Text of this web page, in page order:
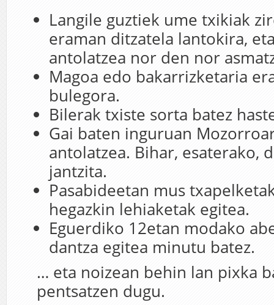
Langile guztiek ume txikiak
eraman ditzatela lantokira,
antolatzea nor den nor
Magoa edo bakarrizketaria
bulegora.
Bilerak txiste sorta batez
Gai baten inguruan
antolatzea. Bihar, esaterako,
jantzita.
Pasabideetan mus
hegazkin lehiaketak egitea.
Eguerdiko 12etan modako
dantza egitea minutu batez.
… eta noizean behin lan pixka
pentsatzen dugu.